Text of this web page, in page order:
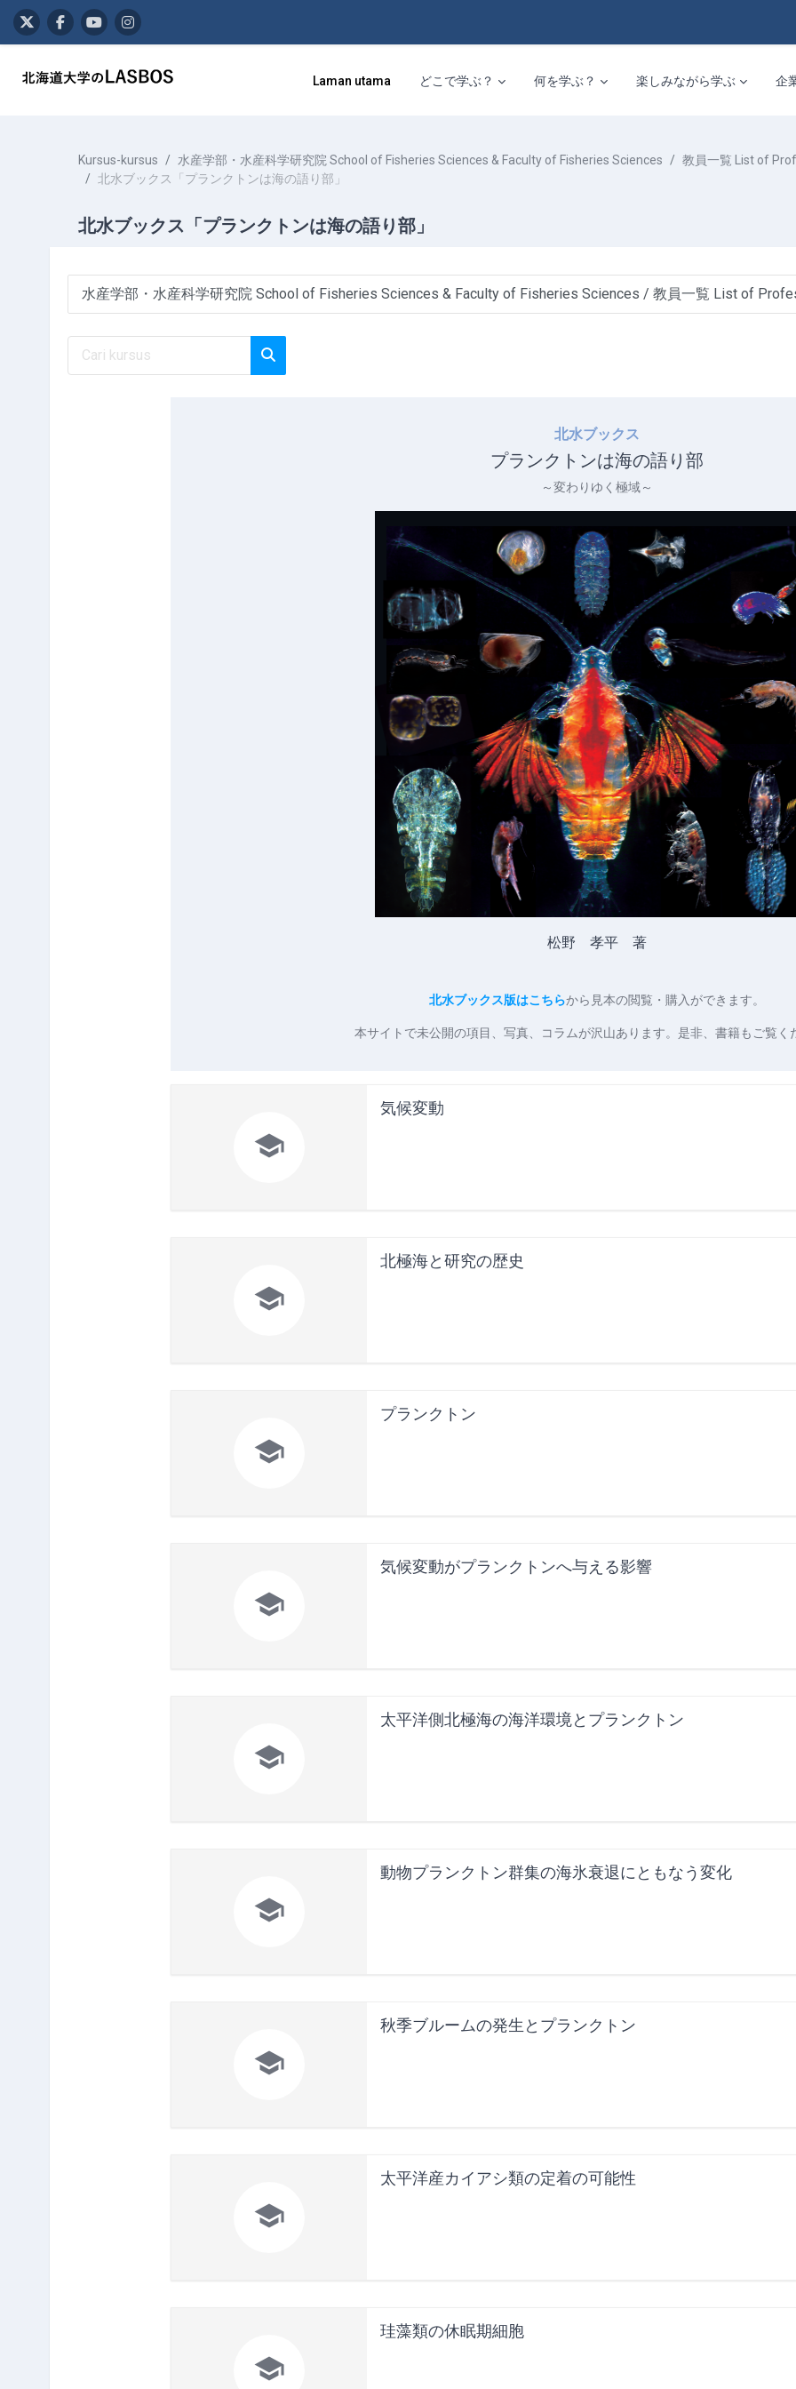
Laman utama
どこで学ぶ？ 何を学ぶ？ 楽しみながら学ぶ 企
Kursus-kursus 水産学部・水産科学研究院 School of Fisheries Sciences & Faculty of Fisheries Sciences
教員一覧 List of
北水ブックス「プランクトンは海の語り部」
北水ブックス「プランクトンは海の語り部」
Kategori-kategori Kursus
Cari kursus
北水ブックス
プランクトンは海の語り部
～変わりゆく極域～
松野 孝平 著
北水ブックス版はこちらから見本の閲覧・購入ができます。
本サイトで未公開の項目、写真、コラムが沢山あります。是非、書籍もご覧く

気候変動

北極海と研究の歴史

プランクトン

気候変動がプランクトンへ与える影響

太平洋側北極海の海洋環境とプランクトン

動物プランクトン群集の海氷衰退にともなう変化

秋季ブルームの発生とプランクトン

太平洋産カイアシ類の定着の可能性

珪藻類の休眠期細胞